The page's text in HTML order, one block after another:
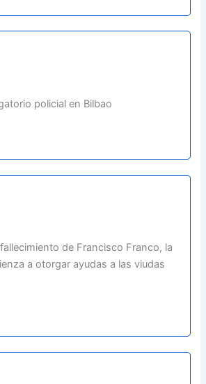
policial en Bilbao
de Francisco Franco, la
a otorgar ayudas a las viudas